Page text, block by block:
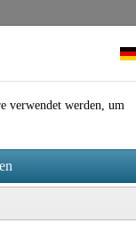
verwendet werden, um